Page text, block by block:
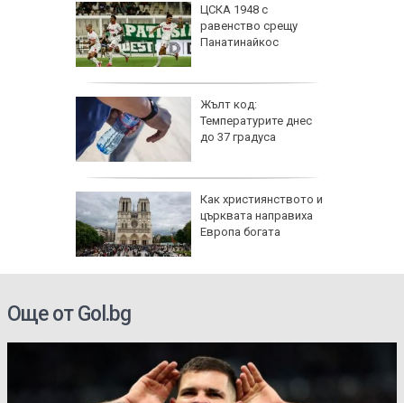
ЦСКА 1948 с
равенство срещу
Панатинайкос
Жълт код:
Температурите днес
до 37 градуса
Как християнството и
църквата направиха
Европа богата
Още от Gol.bg